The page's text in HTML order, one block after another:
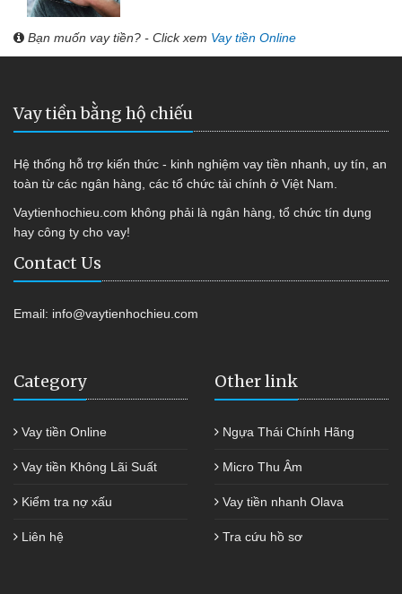
Bạn muốn vay tiền? - Click xem Vay tiền Online
Vay tiền bằng hộ chiếu
Hệ thống hỗ trợ kiến thức - kinh nghiệm vay tiền nhanh, uy tín, an
toàn từ các ngân hàng, các tổ chức tài chính ở Việt Nam.
Vaytienhochieu.com không phải là ngân hàng, tổ chức tín dụng
hay công ty cho vay!
Contact Us
Email: info@vaytienhochieu.com
Category
Vay tiền Online
Vay tiền Không Lãi Suất
Kiểm tra nợ xấu
Liên hệ
Other link
Ngựa Thái Chính Hãng
Micro Thu Âm
Vay tiền nhanh Olava
Tra cứu hồ sơ